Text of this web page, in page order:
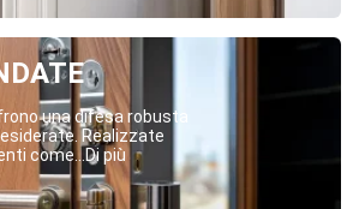
una difesa robusta
Realizzate
come...Di più